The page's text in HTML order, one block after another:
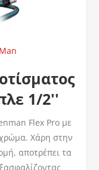
1/2''
Flex Pro με
Χάρη στην
αποτρέπει τα